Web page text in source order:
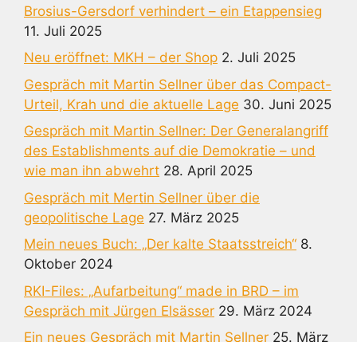
Brosius-Gersdorf verhindert – ein Etappensieg
11. Juli 2025
Neu eröffnet: MKH – der Shop 2. Juli 2025
Gespräch mit Martin Sellner über das Compact-
Urteil, Krah und die aktuelle Lage 30. Juni 2025
Gespräch mit Martin Sellner: Der Generalangriff
des Establishments auf die Demokratie – und
wie man ihn abwehrt 28. April 2025
Gespräch mit Mertin Sellner über die
geopolitische Lage 27. März 2025
Mein neues Buch: „Der kalte Staatsstreich“ 8.
Oktober 2024
RKI-Files: „Aufarbeitung“ made in BRD – im
Gespräch mit Jürgen Elsässer 29. März 2024
Ein neues Gespräch mit Martin Sellner 25. März